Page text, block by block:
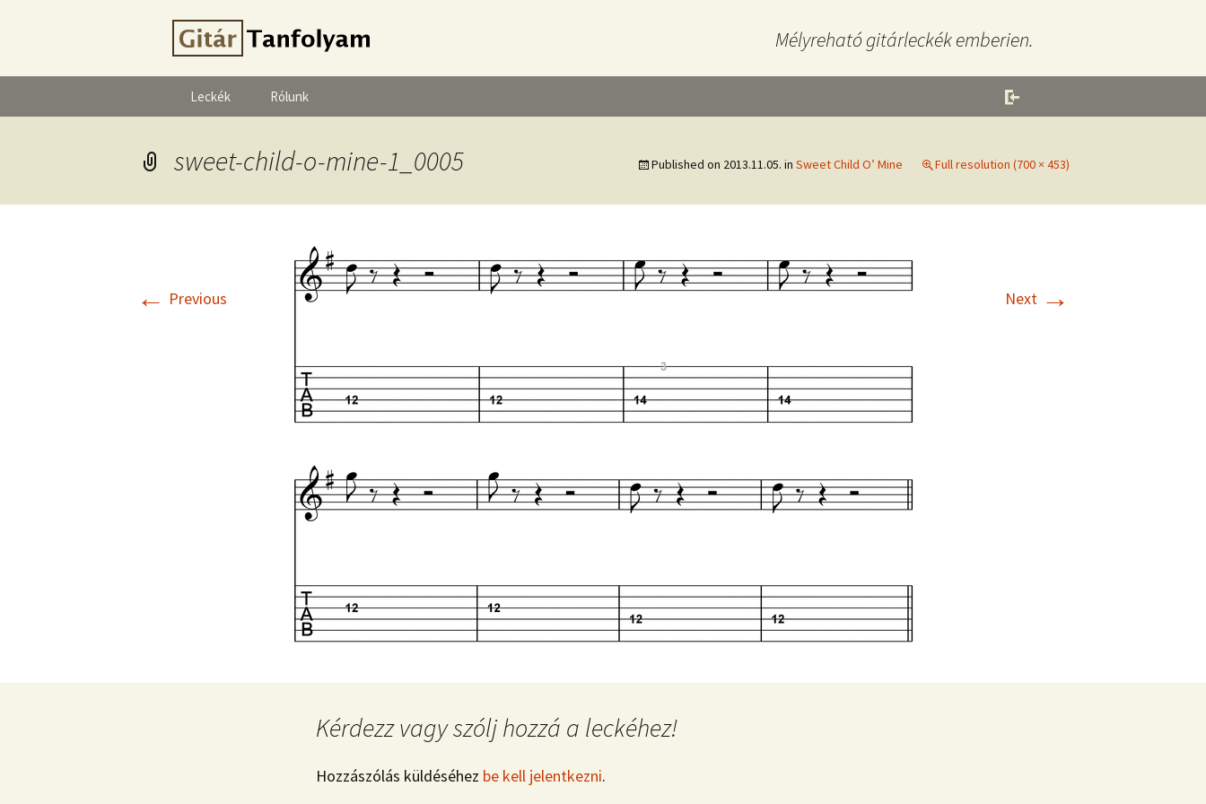
Mélyreható gitárleckék emberien.
Leckék Rólunk
sweet-child-o-mine-1_0005 Published on 2013.11.05. in Sweet Child O’ Mine Full resolution (700 × 453)
← Previous Next →
Kérdezz vagy szólj hozzá a leckéhez!
Hozzászólás küldéséhez be kell jelentkezni.